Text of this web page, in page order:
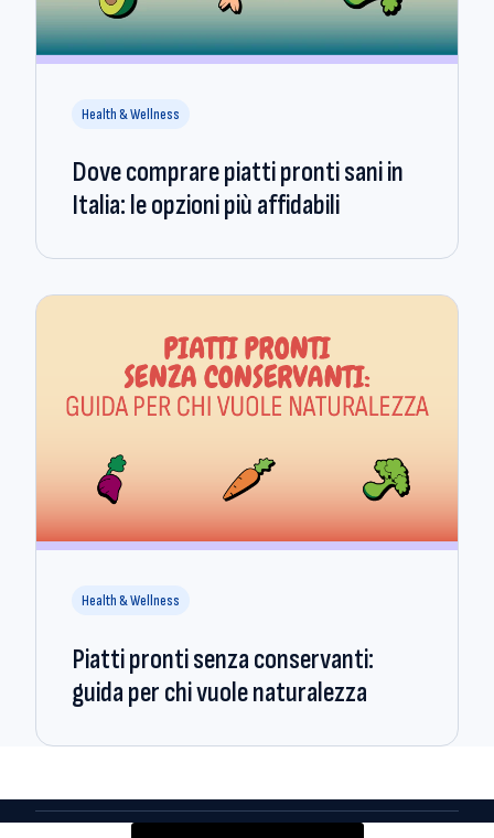
Health & Wellness
Dove comprare piatti pronti sani in
Italia: le opzioni più affidabili
Health & Wellness
Piatti pronti senza conservanti:
guida per chi vuole naturalezza